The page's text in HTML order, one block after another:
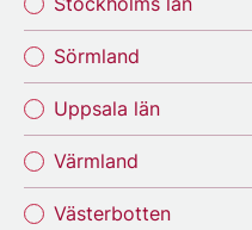
Sörmland
Uppsala län
Värmland
Västerbotten